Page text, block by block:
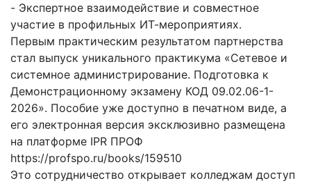
- Экспертное взаимодействие и совместное
участие в профильных ИТ-мероприятиях.
Первым практическим результатом партнерства
стал выпуск уникального практикума «Сетевое и
системное администрирование. Подготовка к
Демонстрационному экзамену КОД 09.02.06-1-
2026». Пособие уже доступно в печатном виде, а
его электронная версия эксклюзивно размещена
на платформе IPR ПРОФ
https://profspo.ru/books/159510
Это сотрудничество открывает колледжам доступ